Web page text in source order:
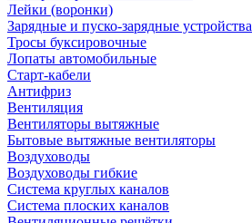
Лейки (воронки)
Зарядные и пуско-зарядные устройства
Тросы буксировочные
Лопаты автомобильные
Старт-кабели
Антифриз
Вентиляция
Вентиляторы вытяжные
Бытовые вытяжные вентиляторы
Воздуховоды
Воздуховоды гибкие
Система круглых каналов
Система плоских каналов